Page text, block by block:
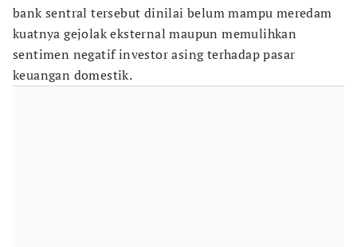
bank sentral tersebut dinilai belum mampu meredam
kuatnya gejolak eksternal maupun memulihkan
sentimen negatif investor asing terhadap pasar
keuangan domestik.